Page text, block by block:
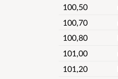
100,50
100,70
100,80
101,00
101,20